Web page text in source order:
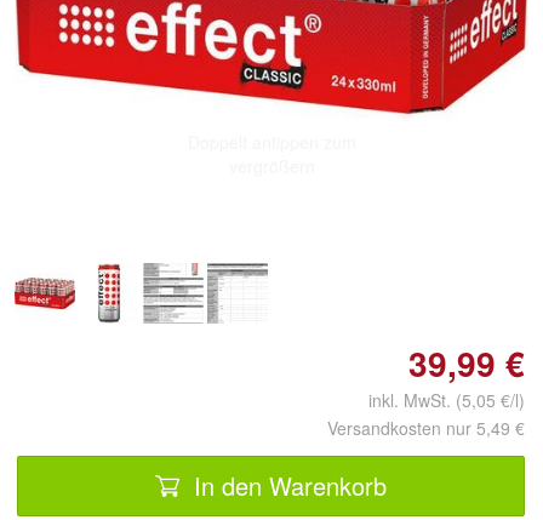
39,99 €
inkl. MwSt. (5,05 €/l)
Versandkosten nur 5,49 €
In den Warenkorb